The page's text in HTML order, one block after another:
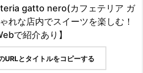
gatto nero(カフェテリア ガ
れな店内でスイーツを楽しむ！
で紹介あり】
URLとタイトルをコピーする